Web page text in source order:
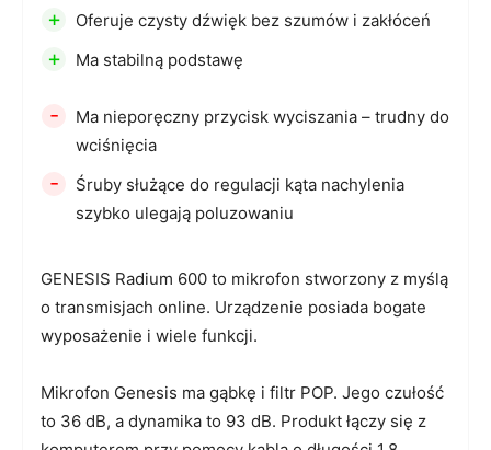
GENESIS Radium 600 to mikrofon stworzony z myślą
o transmisjach online. Urządzenie posiada bogate
wyposażenie i wiele funkcji.
Mikrofon Genesis ma gąbkę i filtr POP. Jego czułość
to 36 dB, a dynamika to 93 dB. Produkt łączy się z
+ Oferuje czysty dźwięk bez szumów i zakłóceń
+ Ma stabilną podstawę
-
Ma nieporęczny przycisk wyciszania – trudny do
wciśnięcia
-
Śruby służące do regulacji kąta nachylenia
szybko ulegają poluzowaniu